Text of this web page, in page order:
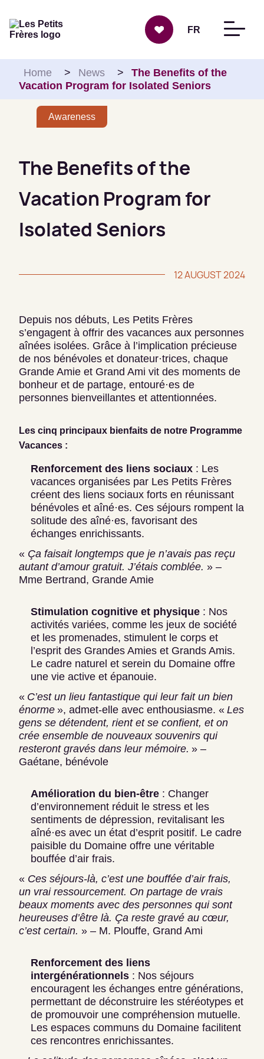
FR
Home > News >
The Benefits of the
Vacation Program for Isolated Seniors
Awareness
The Benefits of the
Vacation Program for
Isolated Seniors
12 AUGUST 2024
Depuis nos débuts, Les Petits Frères
s’engagent à offrir des vacances aux personnes
aînées isolées. Grâce à l’implication précieuse
de nos bénévoles et donateur·trices, chaque
Grande Amie et Grand Ami vit des moments de
bonheur et de partage, entouré·es de
personnes bienveillantes et attentionnées.
Les cinq principaux bienfaits de notre Programme
Vacances :
Renforcement des liens sociaux : Les
vacances organisées par Les Petits Frères
créent des liens sociaux forts en réunissant
bénévoles et aîné·es. Ces séjours rompent la
solitude des aîné·es, favorisant des
échanges enrichissants.
« Ça faisait longtemps que je n’avais pas reçu
autant d’amour gratuit. J’étais comblée. » –
Mme Bertrand, Grande Amie
Stimulation cognitive et physique : Nos
activités variées, comme les jeux de société
et les promenades, stimulent le corps et
l’esprit des Grandes Amies et Grands Amis.
Le cadre naturel et serein du Domaine offre
une vie active et épanouie.
« C’est un lieu fantastique qui leur fait un bien
énorme », admet-elle avec enthousiasme. « Les
gens se détendent, rient et se confient, et on
crée ensemble de nouveaux souvenirs qui
resteront gravés dans leur mémoire. » –
Gaétane, bénévole
Amélioration du bien-être : Changer
d’environnement réduit le stress et les
sentiments de dépression, revitalisant les
aîné·es avec un état d’esprit positif. Le cadre
paisible du Domaine offre une véritable
bouffée d’air frais.
« Ces séjours-là, c’est une bouffée d’air frais,
un vrai ressourcement. On partage de vrais
beaux moments avec des personnes qui sont
heureuses d’être là. Ça reste gravé au cœur,
c’est certain. » – M. Plouffe, Grand Ami
Renforcement des liens
intergénérationnels : Nos séjours
encouragent les échanges entre générations,
permettant de déconstruire les stéréotypes et
de promouvoir une compréhension mutuelle.
Les espaces communs du Domaine facilitent
ces rencontres enrichissantes.